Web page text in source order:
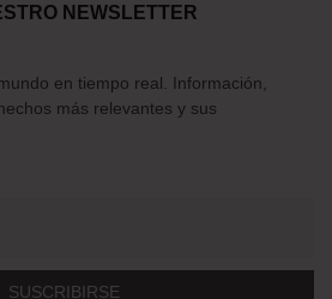
NEWSLETTER
en tiempo real. Información,
más relevantes y sus